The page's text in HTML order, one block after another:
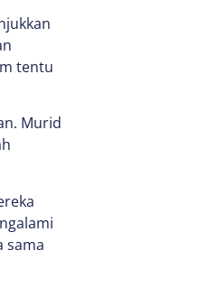
tentu
Murid
sama